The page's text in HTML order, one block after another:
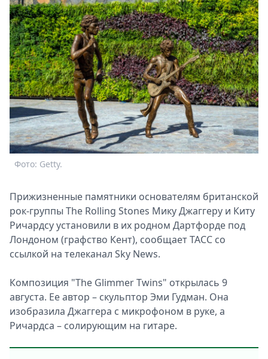
Выставки
Пресс-
релизы
О
Metro
Стримы
Спецпроекты
Звезды
Выборы
2026
Скачай
Фото: Getty.
Прижизненные памятники основателям британской
рок-группы The Rolling Stones Мику Джаггеру и Киту
Ричардсу установили в их родном Дартфорде под
Лондоном (графство Кент), сообщает ТАСС со
ссылкой на телеканал Sky News.
Композиция "The Glimmer Twins" открылась 9
августа. Ее автор – скульптор Эми Гудман. Она
изобразила Джаггера с микрофоном в руке, а
Ричардса – солирующим на гитаре.